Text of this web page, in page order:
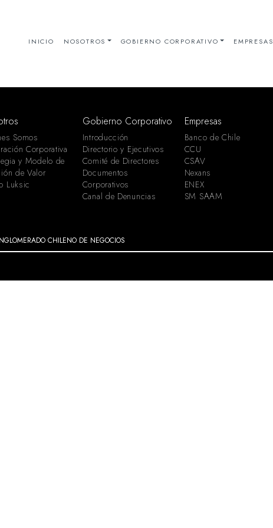
INICIO NOSOTROS GOBIERNO CORPORATIVO EMPRESAS
Somos
Corporativa
y Modelo de
de Valor
Luksic
Gobierno Corporativo
Introducción
Directorio y Ejecutivos
Comité de Directores
Documentos
Corporativos
Canal de Denuncias
Empresas
Banco de Chile
CCU
CSAV
Nexans
ENEX
SM SAAM
CHILENO DE NEGOCIOS